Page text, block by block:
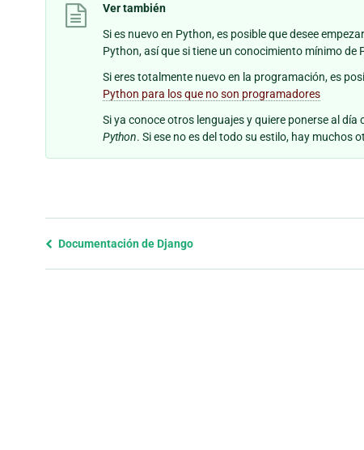
Ver también
Si es nuevo en Python, es posible que desee
Python, así que si tiene un conocimiento mínimo
Si eres totalmente nuevo en la programación, es
Python para los que no son programadores
Si ya conoce otros lenguajes y quiere ponerse al
Python. Si ese no es del todo su estilo, hay muchos
Previous
Documentación de Django